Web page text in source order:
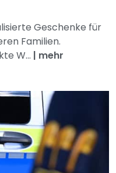
Geschenke für
Familien.
W... | mehr